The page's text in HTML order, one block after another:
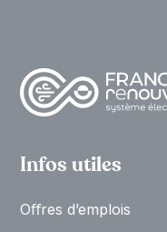
Infos utiles
Oﬀres d’emplois